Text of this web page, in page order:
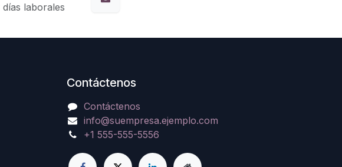
laborales
Contáctenos
Contáctenos
info@suempresa.ejemplo.com
+1 555-555-5556